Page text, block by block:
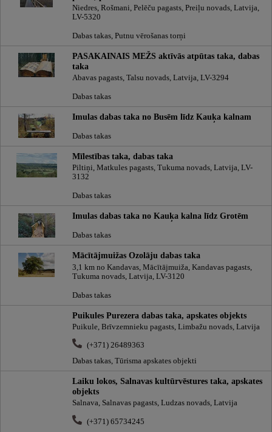
Niedres, Rošmani, Pelēču pagasts, Preiļu novads, Latvija,
LV-5320
Dabas takas, Putnu vērošanas torņi
PASAKAINAIS MEŽS aktīvās atpūtas taka, dabas
taka
Abavas pagasts, Talsu novads, Latvija, LV-3294
Dabas takas
Imulas dabas taka no Busēm līdz Kauķa kalnam
Dabas takas
Mīlestības taka, dabas taka
Piltiņi, Matkules pagasts, Tukuma novads, Latvija, LV-
3132
Dabas takas
Imulas dabas taka no Kauķa kalna līdz Grotēm
Dabas takas
Mācītājmuižas Ozolāju dabas taka
3,1 km no Kandavas, Mācītājmuiža, Kandavas pagasts,
Tukuma novads, Latvija, LV-3120
Dabas takas
Puikules Purezera dabas taka, apskates objekts
Puikule, Brīvzemnieku pagasts, Limbažu novads, Latvija
(+371) 26489363
Dabas takas, Tūrisma apskates objekti
Laiku lokos, Salnavas kultūrvēstures taka, apskates
objekts
Salnava, Salnavas pagasts, Ludzas novads, Latvija
(+371) 65734245